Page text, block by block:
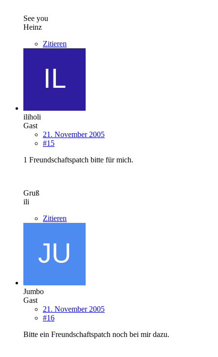
See you
Heinz
Zitieren
iliholi
Gast
21. November 2005
#15
1 Freundschaftspatch bitte für mich.
Gruß
ili
Zitieren
Jumbo
Gast
21. November 2005
#16
Bitte ein Freundschaftspatch noch bei mir dazu.